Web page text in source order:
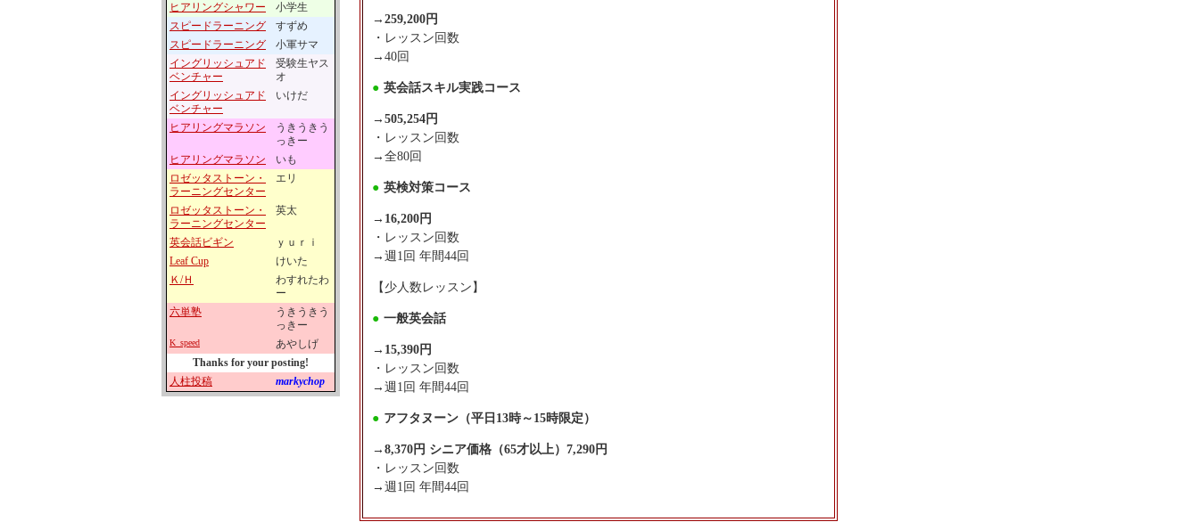
ヒアリングシャワー
小学生
スピードラーニング
すずめ
スピードラーニング
小軍サマ
イングリッシュアド
ベンチャー
受験生ヤス
オ
イングリッシュアド
ベンチャー
いけだ
ヒアリングマラソン
うきうきう
っきー
ヒアリングマラソン
いも
ロゼッタストーン・
ラーニングセンター
エリ
ロゼッタストーン・
ラーニングセンター
英太
英会話ビギン
ｙｕｒｉ
Leaf Cup
けいた
Ｋ/Ｈ
わすれたわ
ー
六単塾
うきうきう
っきー
K_speed
あやしげ
Thanks for your posting!
人柱投稿
markychop
→ 259,200円
・レッスン回数
→40回
● 英会話スキル実践コース
→ 505,254円
・レッスン回数
→全80回
● 英検対策コース
→ 16,200円
・レッスン回数
→週1回 年間44回
【少人数レッスン】
● 一般英会話
→ 15,390円
・レッスン回数
→週1回 年間44回
● アフタヌーン（平日13時～15時限定）
→ 8,370円 シニア価格（65才以上）7,290円
・レッスン回数
→週1回 年間44回